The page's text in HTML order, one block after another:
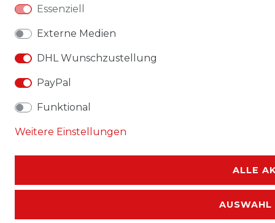
Essenziell
Externe Medien
DHL Wunschzustellung
PayPal
Funktional
Weitere Einstellungen
ALLE
AUSWAHL